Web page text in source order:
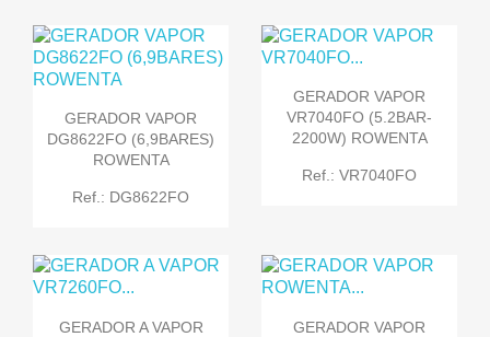
GERADOR VAPOR
DG8622FO (6,9BARES)
ROWENTA
Ref.: DG8622FO
GERADOR VAPOR
VR7040FO (5.2BAR-
2200W) ROWENTA
Ref.: VR7040FO
GERADOR A VAPOR
GERADOR VAPOR